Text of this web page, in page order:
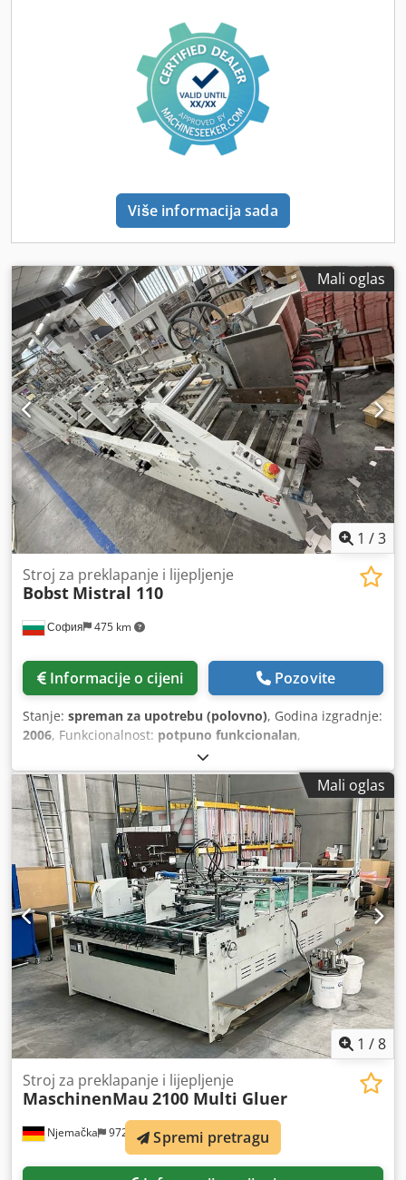
Više informacija sada
Mali oglas
1 /3
София 475 km
Stroj za preklapanje i lijepljenje
Bobst Mistral 110
Informacije o cijeni Pozovite
Stanje: spreman za upotrebu (polovno), Godina izgradnje:
2006, Funkcionalnost: potpuno funkcionalan,
Mali oglas
1 /8
Njemačka 972 km
Stroj za preklapanje i lijepljenje
MaschinenMau 2100 Multi Gluer
Spremi pretragu